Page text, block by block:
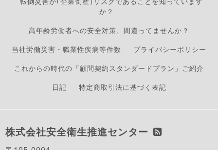
か？
高年齢労働者への安全対策、間違ってませんか？
当社労働災害・職業性疾病等件数
プライバシーポリシー
これからの時代の「顧問契約スタンダードプラン」ご紹介
日記
特定商取引法に基づく表記
株式会社安全衛生推進センター